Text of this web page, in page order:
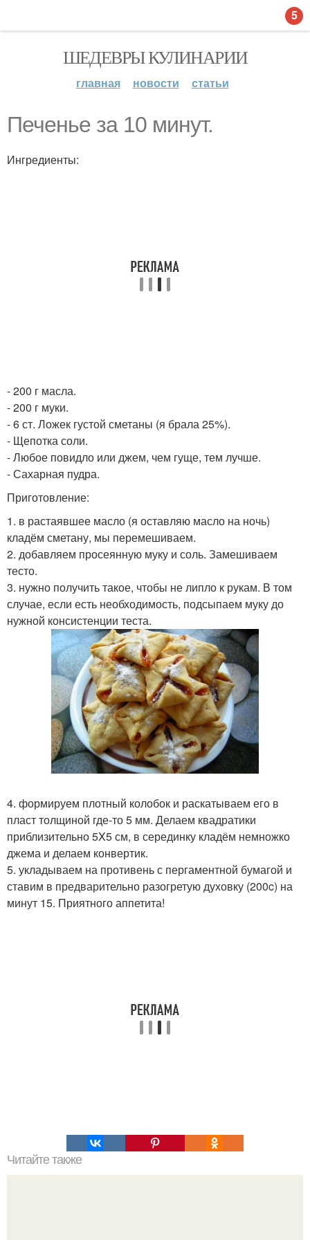
ШЕДЕВРЫ КУЛИНАРИИ
главная новости статьи
Печенье за 10 минут.
Ингредиенты:
- 200 г масла.
- 200 г муки.
- 6 ст. Ложек густой сметаны (я брала 25%).
- Щепотка соли.
- Любое повидло или джем, чем гуще, тем лучше.
- Сахарная пудра.
Приготовление:
1. в растаявшее масло (я оставляю масло на ночь)
кладём сметану, мы перемешиваем.
2. добавляем просеянную муку и соль. Замешиваем
тесто.
3. нужно получить такое, чтобы не липло к рукам. В том
случае, если есть необходимость, подсыпаем муку до
нужной консистенции теста.
4. формируем плотный колобок и раскатываем его в
пласт толщиной где-то 5 мм. Делаем квадратики
приблизительно 5X5 см, в серединку кладём немножко
джема и делаем конвертик.
5. укладываем на противень с пергаментной бумагой и
ставим в предварительно разогретую духовку (200c) на
минут 15. Приятного аппетита!
Читайте также
5